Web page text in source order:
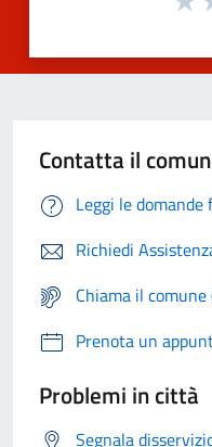
Contatta il
Leggi le
Richiedi
Chiama il
Prenota un
Problemi in città
Segnala